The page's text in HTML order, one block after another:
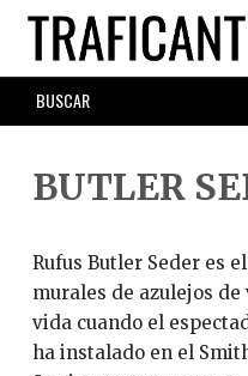
Skip
main
content
SEARCH
FORM
BUTLER
Rufus Butler Seder es
murales de azulejos
vida cuando el
ha instalado en el